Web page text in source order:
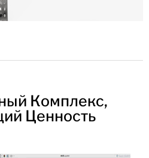
Комплекс,
Ценность